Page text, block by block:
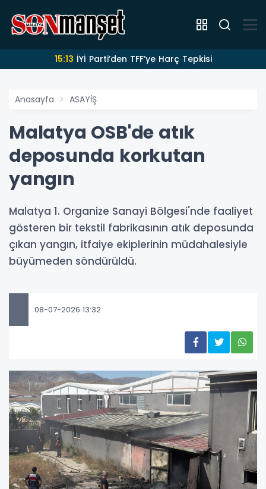
15:13 İYİ Parti’den TFF’ye Harç Tepkisi
Anasayfa ASAYİŞ
Malatya OSB'de atık
deposunda korkutan
yangın
Malatya 1. Organize Sanayi Bölgesi'nde faaliyet
gösteren bir tekstil fabrikasının atık deposunda
çıkan yangın, itfaiye ekiplerinin müdahalesiyle
büyümeden söndürüldü.
08-07-2026 13:32